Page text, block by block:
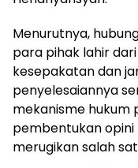
Menurutnya,
para pihak lahir
kesepakatan dan
penyelesaiannya
mekanisme hukum
pembentukan
merugikan salah